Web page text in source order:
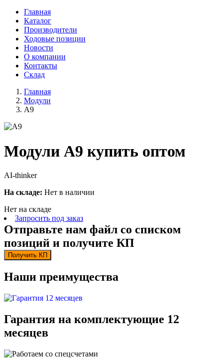
Главная
Каталог
Производители
Ходовые позиции
Новости
О компании
Контакты
Склад
Главная
Модули
A9
Модули A9 купить оптом
AI-thinker
На складе: Нет в наличии
Нет на складе
Запросить под заказ
Отправьте нам файл со списком
позиций и получите КП
Получить КП
Наши преимущества
Гарантия на комплектующие 12
месяцев